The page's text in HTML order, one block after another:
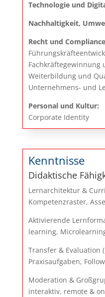
Technologie und
Nachhaltigkeit,
Recht und
Fachkräftegewinnung
Weiterbildung und
Unternehmens- und
Personal und Kultur:
Corporate Identity
Kenntnisse
Didaktische
Lernarchitektur &
Kompetenzraster,
Aktivierende
learning,
Transfer & Evaluation
Praxisaufgaben,
Moderation &
interaktiv, remote &